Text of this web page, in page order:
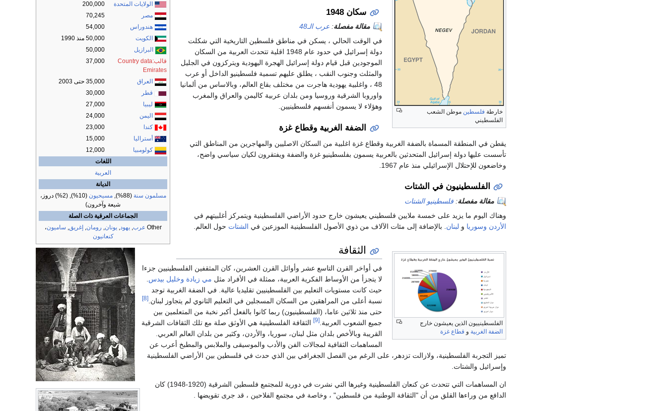
الولايات المتحدة
200,000
مصر
70,245
هندوراس
54,000
الكويت
50,000 منذ 1990
البرازيل
50,000
قالب:Country data
Emirates
37,000
العراق
35,000 حتى 2003
قطر
30,000
ليبيا
27,000
اليمن
24,000
كندا
23,000
أستراليا
15,000
كولومبيا
12,000
اللغات
العربية
الديانة
مسلمون سنة (88%), مسيحيون
(10%), (2%) دروز،
شيعة وآخرون)
الجماعات العرقية ذات الصلة
Other عرب,يهود,يونان, رومان, إغريق, ساميون،
كنعانيون
خارطة فلسطين موطن الشعب
الفلسطيني
الفلسطينييون الذين يعيشون خارج
الضفة الغربية و قطاع غزة
سكان 1948
مقالة مفصلة: عرب الـ48
في الوقت الحالي ، يسكن في مناطق فلسطين التاريخية التي شكلت
دولة إسرائيل في حدود عام 1948 اقلية تتحدث العربية من السكان
الموجودين قبل قيام دولة إسرائيل الهجرة اليهودية ويتركزون في الجليل
والمثلث وجنوب النقب ، يطلق عليهم تسمية فلسطينيو الداخل أو عرب
48 ، واغلبية يهودية هاجرت من مختلف بقاع العالم، وبالاساس من ألمانيا
واوروبا الشرقية وروسيا ومن بلدان عربية كاليمن والعراق والمغرب
وهؤلاء لا يسمون أنفسهم فلسطينيين.
الضفة الغربية وقطاع غزة
يقطن في المنطقة المسماة بالضفة الغربية وقطاع غزة اغلبية من السكان الاصليين والمهاجرين من المناطق التي
تأسست عليها دولة إسرائيل المتحدثين بالعربية يسمون بفلسطينيو غزة والضفة ويفتقرون لكيان سياسي واضح،
وخاضعون للإحتلال الإسرائيلي منذ عام 1967.
الفلسطينيون في الشتات
مقالة مفصلة: فلسطينيو الشتات
وهناك اليوم ما يزيد على خمسة ملايين فلسطيني يعيشون خارج حدود الأراضي الفلسطينية ويتمركز أغلبيتهم في
الأردن وسوريا و لبنان . بالإضافة إلى مئات الآلاف من ذوي الأصول الفلسطينية الموزعين في الشتات حول العالم.
الثقافة
في أواخر القرن التاسع عشر وأوائل القرن العشرين، كان المثقفين الفلسطينيين جزءا
لا يتجزأ من الأوساط الفكرية العربية، ممثلة في الأفراد مثل مي زيادة وخليل بيدس
حيث كانت مستويات التعليم بين الفلسطينيين تقليديا عالية. في الضفة الغربية توجد
نسبة أعلى من المراهقين من السكان المسجلين في التعليم الثانوي لم يتجاوز لبنان. [8]
حتى منذ ثلاثين عاما، (الفلسطينيون) ربما كانوا بالفعل أكبر نخبة من المتعلمين بين
جميع الشعوب العربية. [9]
الثقافة الفلسطينية هي الأوثق صلة مع تلك الثقافات الشرقية
القريبة وبالأخص بلدان مثل لبنان، سوريا، والأردن، وكثير من بلدان العالم العربي.
المساهمات الثقافية لمجالات الفن والأدب والموسيقى والملابس والمطبخ أعرب عن
تميز التجربة الفلسطينية، ولازالت تزدهر، على الرغم من الفصل الجغرافي بين الذي حدث في فلسطين بين الأراضي الفلسطينية
وإسرائيل والشتات.
ان المساهمات التي تتحدث عن كنعان الفلسطينية وغيرها التي نشرت في دورية للمجتمع فلسطين الشرقية (1920-1948) كان
الدافع من وراءها القلق من أن "الثقافة الوطنية من فلسطين" ، وخاصة في مجتمع الفلاحين ، قد جرى تقويضها .